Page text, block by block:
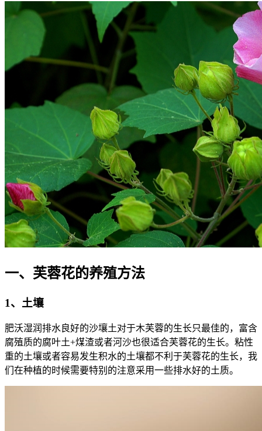
一、芙蓉花的养殖方法
1、土壤
肥沃湿润排水良好的沙壤土对于木芙蓉的生长只最佳的，富含
腐殖质的腐叶土+煤渣或者河沙也很适合芙蓉花的生长。粘性
重的土壤或者容易发生积水的土壤都不利于芙蓉花的生长，我
们在种植的时候需要特别的注意采用一些排水好的土质。